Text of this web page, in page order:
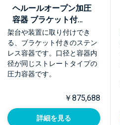
ヘルールオープン加圧
容器 ブラケット付
【PCN-F-BRK】
架台や装置に取り付けでき
る、ブラケット付きのステン
レス容器です。口径と容器内
径が同じストレートタイプの
圧力容器です。
￥875,688
詳細を見る